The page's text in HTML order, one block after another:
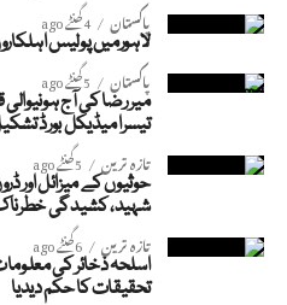
پاکستان 4 گھنٹے ago
لاہورمیں پولیس
پاکستان 5 گھنٹے ago
میر رضا کی آج
تیسرا میڈیکل بورڈ
تازہ ترین 5 گھنٹے ago
شہید، کشیدگی
تازہ ترین 6 گھنٹے ago
اسلحہ ذخائر کی
تحقیقات کا حکم دیدیا